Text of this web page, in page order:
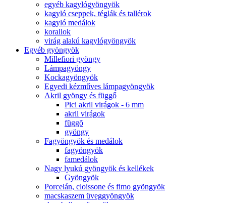
egyéb kagylógyöngyök
kagyló cseppek, téglák és tallérok
kagyló medálok
korallok
virág alakú kagylógyöngyök
Egyéb gyöngyök
Millefiori gyöngy
Lámpagyöngy
Kockagyöngyök
Egyedi kézműves lámpagyöngyök
Akril gyöngy és függő
Pici akril virágok - 6 mm
akril virágok
függõ
gyöngy
Fagyöngyök és medálok
fagyöngyök
famedálok
Nagy lyukú gyöngyök és kellékek
Gyöngyök
Porcelán, cloissone és fimo gyöngyök
macskaszem üveggyöngyök